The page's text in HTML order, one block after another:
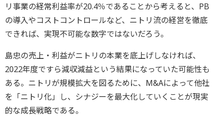
リ事業の経常利益率が20.4％であることから考えると、PB
の導入やコストコントロールなど、ニトリ流の経営を徹底
できれば、実現不可能な数字ではないだろう。
島忠の売上・利益がニトリの本業を底上げしなければ、
2022年度ですら減収減益という結果になっていた可能性も
ある。ニトリが規模拡大を図るために、M&Aによって他社
を「ニトリ化」し、シナジーを最大化していくことが現実
的な成長戦略である。